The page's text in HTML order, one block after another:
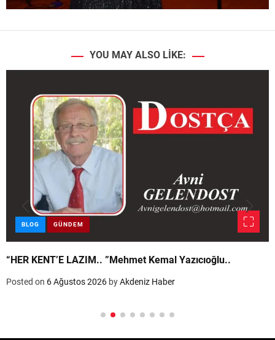
YOU MAY ALSO LIKE:
BLOG GÜNDEM
“HER KENT’E LAZIM.. ”Mehmet Kemal Yazıcıoğlu..
Posted on 6 Ağustos 2026 byAkdeniz Haber